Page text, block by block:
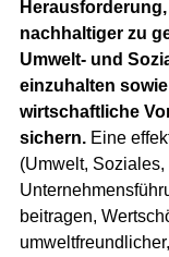
nachhaltiger zu
Umwelt- und
einzuhalten
wirtschaftliche
sichern. Eine
(Umwelt, Soziales,
beitragen,